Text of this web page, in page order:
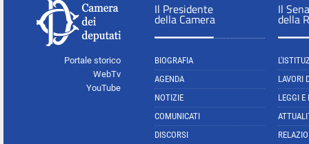
Portale storico
WebTv
YouTube
Il Presidente
della Camera
BIOGRAFIA
AGENDA
NOTIZIE
COMUNICATI
DISCORSI
Il
della
LAVORI
LEGGI E